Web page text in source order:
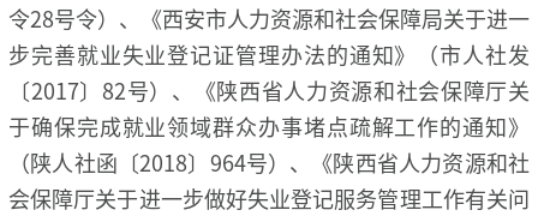
令28号令）、《西安市人力资源和社会保障局关于进一
步完善就业失业登记证管理办法的通知》（市人社发
〔2017〕82号）、《陕西省人力资源和社会保障厅关
于确保完成就业领域群众办事堵点疏解工作的通知》
（陕人社函〔2018〕964号）、《陕西省人力资源和社
会保障厅关于进一步做好失业登记服务管理工作有关问